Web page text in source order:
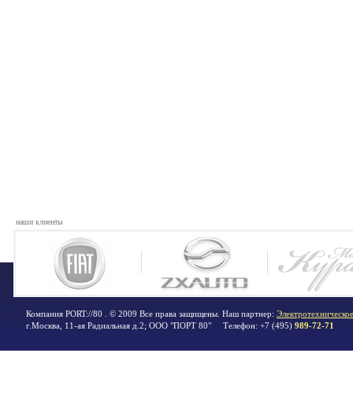
наши клиенты
Компания PORT://80 . © 2009 Все права защищены. Наш партнер:
г.Москва 11-ая Радиальная д.2; ООО "ПОРТ 80" Телефон: +7 (495) 989-72-71